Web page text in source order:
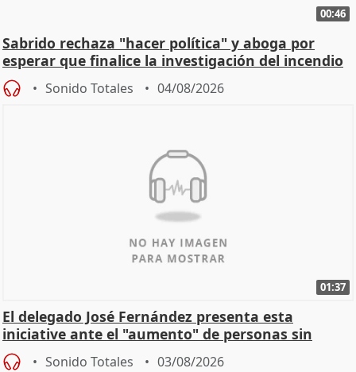
00:46
Sabrido rechaza "hacer política" y aboga por
esperar que finalice la investigación del incendio
Sonido Totales 04/08/2026
01:37
El delegado José Fernández presenta esta
iniciative ante el "aumento" de personas sin
hogar en Madri
Sonido Totales 03/08/2026